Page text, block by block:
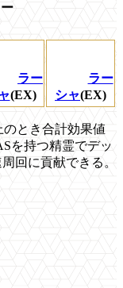
ラー
(EX)
ラー
シャ(EX)
とき合計効果値
を持つ精霊でデッ
回に貢献できる。